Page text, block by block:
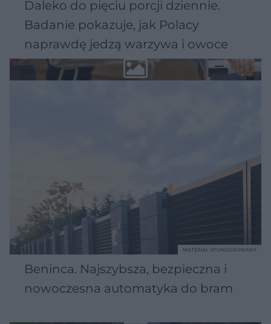
Daleko do pięciu porcji dziennie.
Badanie pokazuje, jak Polacy
naprawdę jedzą warzywa i owoce
Beninca. Najszybsza, bezpieczna i
nowoczesna automatyka do bram
MATERIAŁ SPONSOROWANY